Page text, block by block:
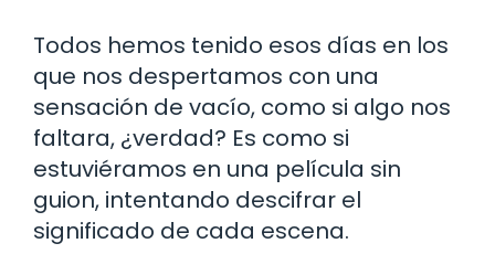
Todos hemos tenido esos días en los
que nos despertamos con una
sensación de vacío, como si algo nos
faltara, ¿verdad? Es como si
estuviéramos en una película sin
guion, intentando descifrar el
significado de cada escena.